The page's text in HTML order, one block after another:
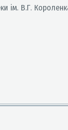
ім. В.Г.